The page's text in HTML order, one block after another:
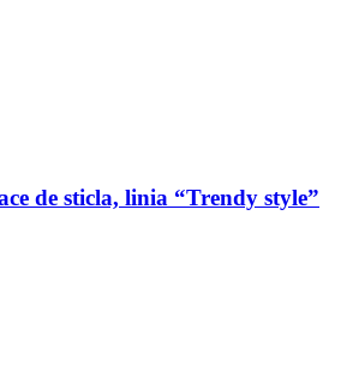
de sticla, linia “Trendy style”